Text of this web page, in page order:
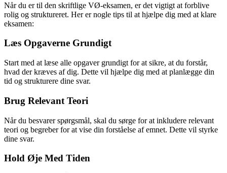
Når du er til den skriftlige VØ-eksamen, er det vigtigt at forblive
rolig og struktureret. Her er nogle tips til at hjælpe dig med at klare
eksamen:
Læs Opgaverne Grundigt
Start med at læse alle opgaver grundigt for at sikre, at du forstår,
hvad der kræves af dig. Dette vil hjælpe dig med at planlægge din
tid og strukturere dine svar.
Brug Relevant Teori
Når du besvarer spørgsmål, skal du sørge for at inkludere relevant
teori og begreber for at vise din forståelse af emnet. Dette vil styrke
dine svar.
Hold Øje Med Tiden